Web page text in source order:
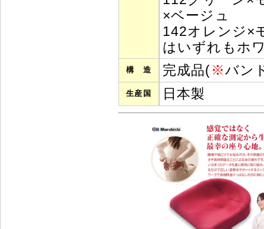
×ベージュ
142オレンジ×
はいずれもホ
構 造 完成品(※バン
生産国 日本製